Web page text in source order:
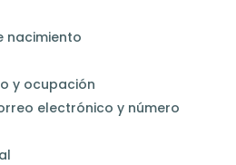
nacimiento
y ocupación
electrónico y número